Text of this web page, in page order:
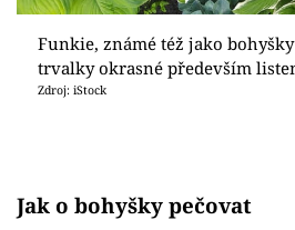
Funkie, známé též jako
trvalky okrasné především
Zdroj: iStock
Jak o bohyšky pečovat